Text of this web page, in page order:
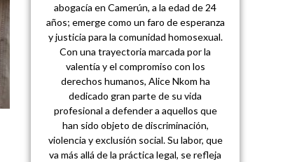
abogacía en Camerún, a la edad de 24
años; emerge como un faro de esperanza
y justicia para la comunidad homosexual.
Con una trayectoria marcada por la
valentía y el compromiso con los
derechos humanos, Alice Nkom ha
dedicado gran parte de su vida
profesional a defender a aquellos que
han sido objeto de discriminación,
violencia y exclusión social. Su labor, que
va más allá de la práctica legal, se refleja